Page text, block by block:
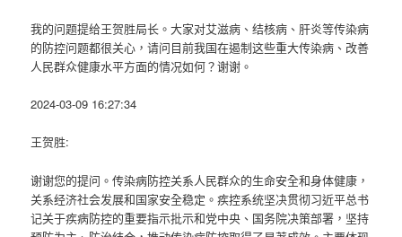
我的问题提给王贺胜局长。大家对艾滋病、结核病、肝炎等传染病
的防控问题都很关心，请问目前我国在遏制这些重大传染病、改善
人民群众健康水平方面的情况如何？谢谢。
2024-03-09 16:27:34
王贺胜:
谢谢您的提问。传染病防控关系人民群众的生命安全和身体健康，
关系经济社会发展和国家安全稳定。疾控系统坚决贯彻习近平总书
记关于疾病防控的重要指示批示和党中央、国务院决策部署，坚持